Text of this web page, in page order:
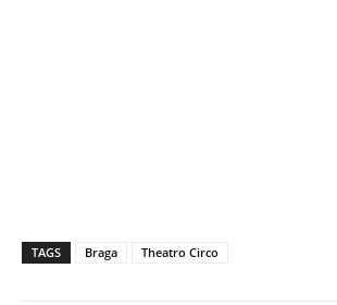
TAGS Braga Theatro Circo